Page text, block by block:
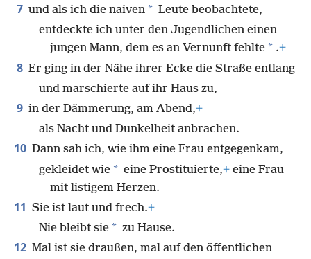
7 und als ich die naiven * Leute beobachtete,
entdeckte ich unter den Jugendlichen einen
jungen Mann, dem es an Vernunft fehlte * .+
8 Er ging in der Nähe ihrer Ecke die Straße entlang
und marschierte auf ihr Haus zu,
9 in der Dämmerung, am Abend,+
als Nacht und Dunkelheit anbrachen.
10 Dann sah ich, wie ihm eine Frau entgegenkam,
gekleidet wie * eine Prostituierte,+ eine Frau
mit listigem Herzen.
11 Sie ist laut und frech.+
Nie bleibt sie * zu Hause.
12 Mal ist sie draußen, mal auf den öffentlichen